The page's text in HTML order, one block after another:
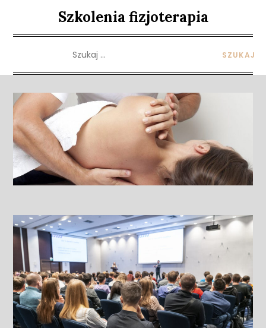
content
Szkolenia fizjoterapia